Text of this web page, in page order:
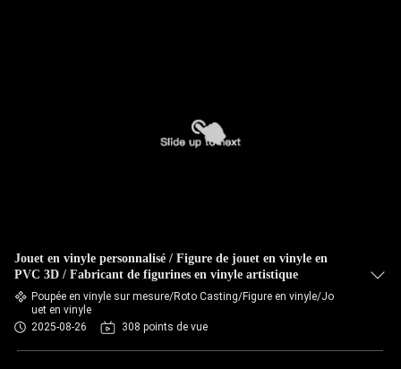
Jouet en vinyle personnalisé / Figure de jouet en vinyle en
PVC 3D / Fabricant de figurines en vinyle artistique
Poupée en vinyle sur mesure/Roto Casting/Figure en vinyle/Jo
uet en vinyle
2025-08-26
308 points de vue